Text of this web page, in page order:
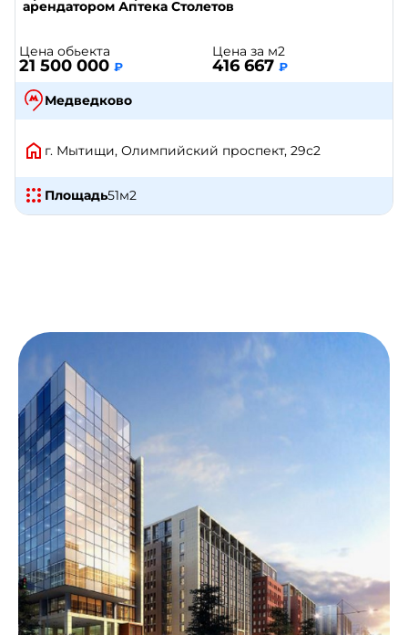
арендатором Аптека Столетов
Цена обьекта
21 500 000 ₽
Цена за м2
416 667 ₽
Медведково
г. Мытищи, Олимпийский проспект, 29с2
Площадь51м2